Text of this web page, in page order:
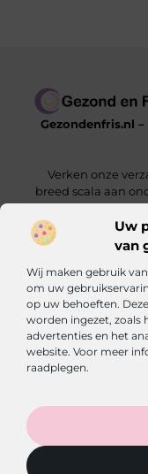
Uw
van
Wij maken gebruik
om uw
op uw behoeften.
worden ingezet, zoals
advertenties en het
website. Voor meer
raadplegen.
Gezondenfris.nl
Verken onze
breed scala aan
en
Onze informatie
Bericht
@2025